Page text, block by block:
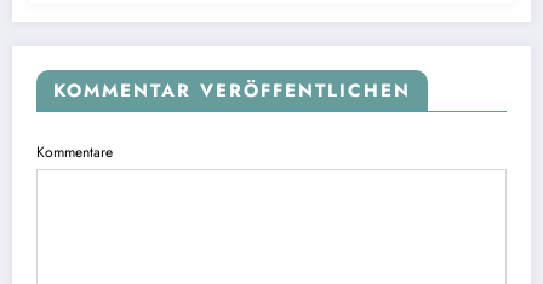
KOMMENTAR VERÖFFENTLICHEN
Kommentare